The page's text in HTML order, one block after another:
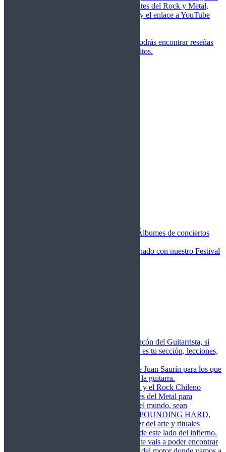
de las canciones más importantes del Rock y Metal,
junto a una breve descripción y el enlace a YouTube
En esta sección podrás encontrar reseñas
agrupadas de tus grupos favoritos.
Álbumes de conciertos
Todas lo relacionado con nuestro Festival
Este es el rincón del Guitarrista, si
amas las cuerdas de acero esta es tu sección, lecciones,
Consejos de Juan Saurín para los que
se inician en el aprendizaje de la guitarra.
El Metal y el Rock Chileno
levanta su Estandarte en Dioses del Metal para
Glorificar las Hordas del fin del mundo, sean
Bienvenidos y Bienvenidas a POUNDING HARD,
sección que manifiesta el poder del arte y rituales
oscuros de la música extrema de este lado del infierno.
Semanalmente vais a poder encontrar